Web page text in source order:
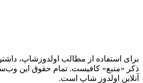
برای استفاده از مطالب اولدوزشاپ،
ذکر «منبع» کافیست. تمام حقوق اين
آنلاین اولدوز شاپ است.